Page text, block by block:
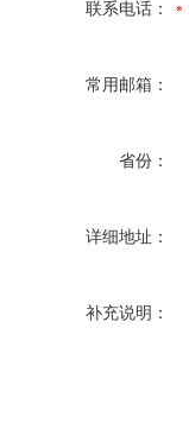
联系电话：
常用邮箱：
省份：
详细地址：
补充说明：